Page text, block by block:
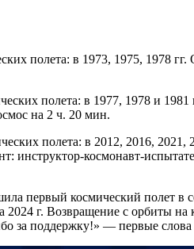
полета: в 1973, 1975, 1978
полета: в 1977, 1978 и
на 2 ч. 20 мин.
полета: в 2012, 2016, 2021,
космонавт-
первый космический полет в
г. Возвращение с орбиты
за поддержку!» — первые